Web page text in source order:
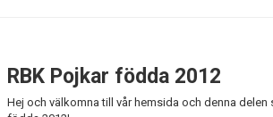
BILDGALLERI
RBK Pojkar födda 2012
Hej och välkomna till vår hemsida och denna delen